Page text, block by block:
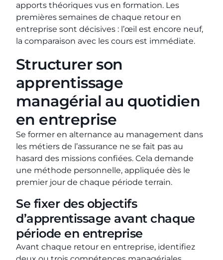
apports théoriques vus en formation. Les
premières semaines de chaque retour en
entreprise sont décisives : l’œil est encore neuf,
la comparaison avec les cours est immédiate.
Structurer son
apprentissage
managérial au quotidien
en entreprise
Se former en alternance au management dans
les métiers de l’assurance ne se fait pas au
hasard des missions confiées. Cela demande
une méthode personnelle, appliquée dès le
premier jour de chaque période terrain.
Se fixer des objectifs
d’apprentissage avant chaque
période en entreprise
Avant chaque retour en entreprise, identifiez